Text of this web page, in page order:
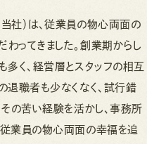
社）は、従業員の物心両面の
ってきました。創業期からし
多く、経営層とスタッフの相互
退職者も少なくなく、試行錯
その苦い経験を活かし、事務所
従業員の物心両面の幸福を追